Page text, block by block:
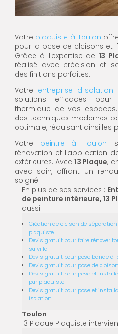
Votre plaquiste à Toulon
pour la pose de cloisons et
Grâce à l'expertise de 13
réalisé avec précision et
des finitions parfaites.
Votre entreprise d'isolation
solutions efficaces
thermique de vos
des techniques modernes
optimale, réduisant ainsi les
Votre peintre à Toulon
rénovation et l'application
extérieures. Avec13 Plaque,
avec soin, offrant un
soigné.
En plus de ses services :
de peinture intérieure, 13
aussi :
Création de cloison de
plaquiste
Devis gratuit pour faire rénover
sa villa
Devis gratuit pour pose bande à
Devis gratuit pour pose de
Devis gratuit pour pose et
par plaquiste
Devis gratuit pour pose et
isolation
Toulon
13 Plaque Plaquiste